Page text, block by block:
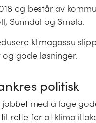
og består av
Sunndal og Smøla.
og gode løsninger.
politisk
med å lage
rette for at